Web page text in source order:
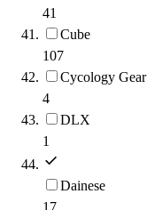
41
Cube
107
Cycology Gear
4
DLX
1
Dainese
17